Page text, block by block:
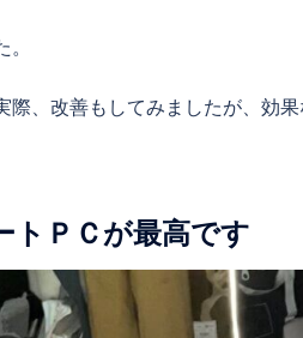
、改善もしてみましたが、効果
トＰＣが最高です